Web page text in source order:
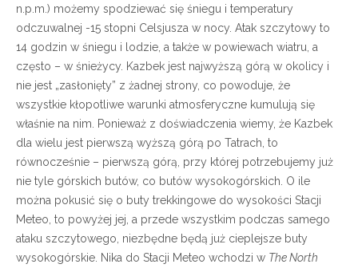
n.p.m.) możemy spodziewać się śniegu i temperatury
odczuwalnej -15 stopni Celsjusza w nocy. Atak szczytowy to
14 godzin w śniegu i lodzie, a także w powiewach wiatru, a
często – w śnieżycy. Kazbek jest najwyższą górą w okolicy i
nie jest „zasłonięty” z żadnej strony, co powoduje, że
wszystkie kłopotliwe warunki atmosferyczne kumulują się
właśnie na nim. Ponieważ z doświadczenia wiemy, że Kazbek
dla wielu jest pierwszą wyższą górą po Tatrach, to
równocześnie – pierwszą górą, przy której potrzebujemy już
nie tyle górskich butów, co butów wysokogórskich. O ile
można pokusić się o buty trekkingowe do wysokości Stacji
Meteo, to powyżej jej, a przede wszystkim podczas samego
ataku szczytowego, niezbędne będą już cieplejsze buty
wysokogórskie. Nika do Stacji Meteo wchodzi w The North